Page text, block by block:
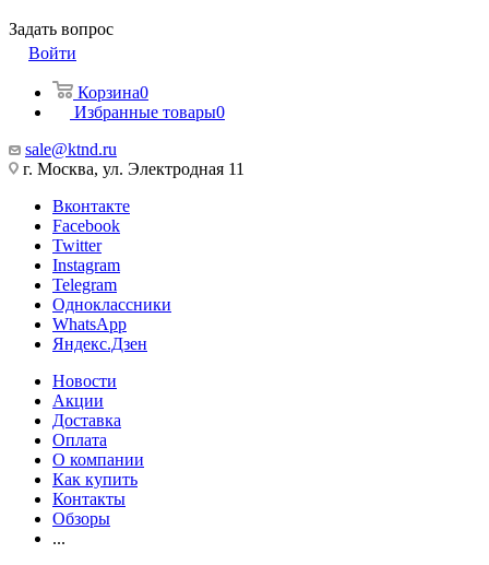
Задать вопрос
Войти
Корзина0
Избранные товары0
sale@ktnd.ru
г. Москва, ул. Электродная 11
Вконтакте
Facebook
Twitter
Instagram
Telegram
Одноклассники
WhatsApp
Яндекс.Дзен
Новости
Акции
Доставка
Оплата
О компании
Как купить
Контакты
Обзоры
...